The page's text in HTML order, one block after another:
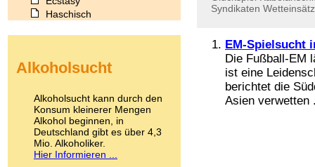
Syndikaten
EM-Spielsucht
Die Fußball-EM
ist eine
berichtet die
Asien verwetten
Haschisch
Kokain
LSD
Marihuana
Medikamente
Meskalin
Metamphetamin
Methadon
Alkoholsucht
Alkoholsucht kann durch den
Konsum kleinerer Mengen
Alkohol beginnen, in
Deutschland gibt es über 4,3
Mio. Alkoholiker.
Hier Informieren ...